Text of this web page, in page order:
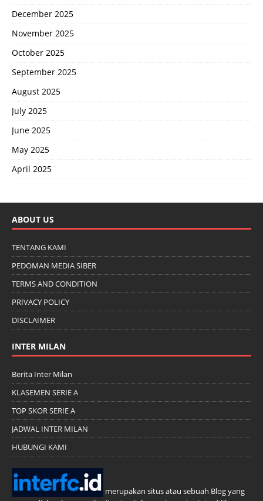
December 2025
November 2025
October 2025
September 2025
August 2025
July 2025
June 2025
May 2025
April 2025
ABOUT US
TENTANG KAMI
PEDOMAN MEDIA SIBER
TERMS AND CONDITION
PRIVACY POLICY
DISCLAIMER
INTER MILAN
Berita Inter Milan
KLASEMEN SERIE A
TOP SKOR SERIE A
JADWAL INTER MILAN
HUBUNGI KAMI
merupakan situs atau sebuah Blog yang